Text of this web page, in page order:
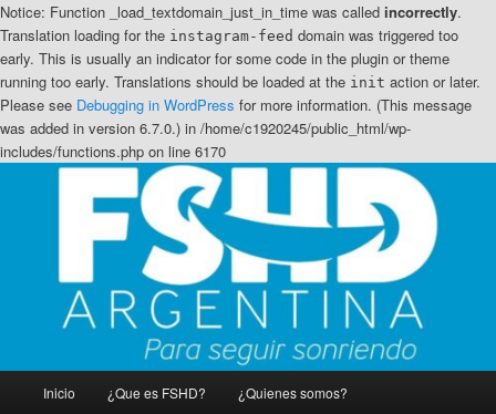
Notice: Function _load_textdomain_just_in_time was called incorrectly.
Translation loading for the instagram-feed domain was triggered too
early. This is usually an indicator for some code in the plugin or theme
running too early. Translations should be loaded at the init action or later.
Please see Debugging in WordPress for more information. (This message
was added in version 6.7.0.) in /home/c1920245/public_html/wp-
includes/functions.php on line 6170
FSHD Argentina
Distrofia muscular Facio Escapulo Humeral
Inicio ¿Que es FSHD? ¿Quienes somos?